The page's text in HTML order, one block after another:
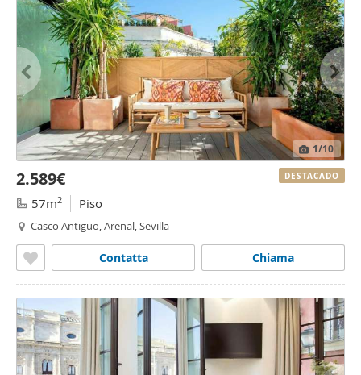
1/10
2.589€
57m2 Piso
Casco Antiguo, Arenal, Sevilla
Chiama
Contatta
DESTACADO